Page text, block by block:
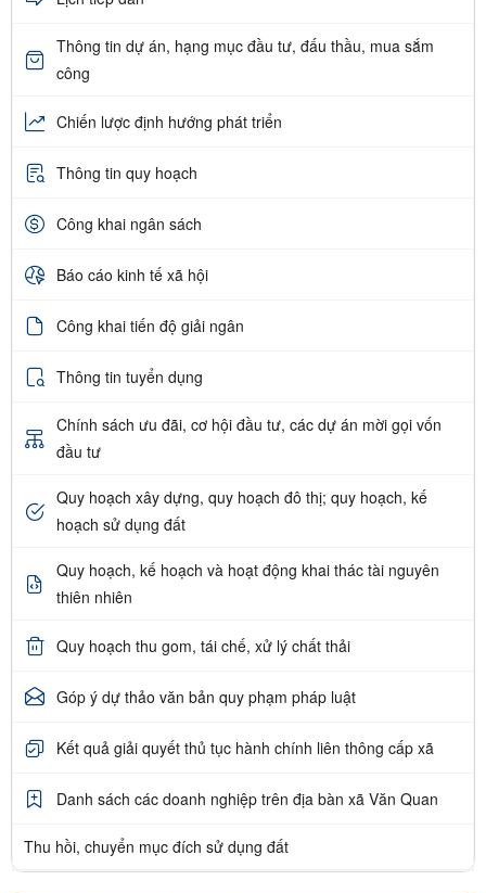
Thông tin dự án, hạng mục đầu tư, đấu thầu, mua sắm
công
Chiến lược định hướng phát triển
Thông tin quy hoạch
Công khai ngân sách
Báo cáo kinh tế xã hội
Công khai tiến độ giải ngân
Thông tin tuyển dụng
Chính sách ưu đãi, cơ hội đầu tư, các dự án mời gọi vốn
đầu tư
Quy hoạch xây dựng, quy hoạch đô thị; quy hoạch, kế
hoạch sử dụng đất
Quy hoạch, kế hoạch và hoạt động khai thác tài nguyên
thiên nhiên
Quy hoạch thu gom, tái chế, xử lý chất thải
Góp ý dự thảo văn bản quy phạm pháp luật
Kết quả giải quyết thủ tục hành chính liên thông cấp xã
Danh sách các doanh nghiệp trên địa bàn xã Văn Quan
Thu hồi, chuyển mục đích sử dụng đất